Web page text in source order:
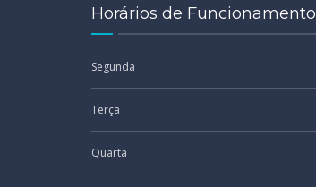
Horários de Funcionamento
Segunda
Terça
Quarta